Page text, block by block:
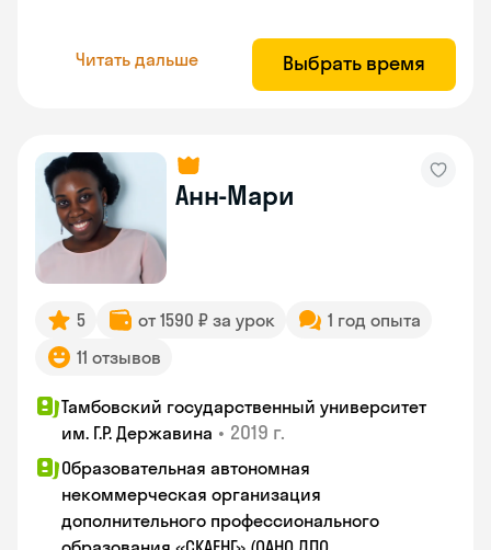
Читать дальше Выбрать время
Анн-Мари
5 от 1590 ₽ за урок
1 год опыта
11 отзывов
Тамбовский государственный университет
им. Г.Р. Державина • 2019 г.
Образовательная автономная
некоммерческая организация
дополнительного профессионального